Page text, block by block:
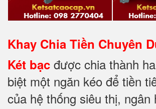
Khay Chia Tiền Chuyên
Két bạc được chia thành
biệt một ngăn kéo để tiền
của hệ thống siêu thị, ngân